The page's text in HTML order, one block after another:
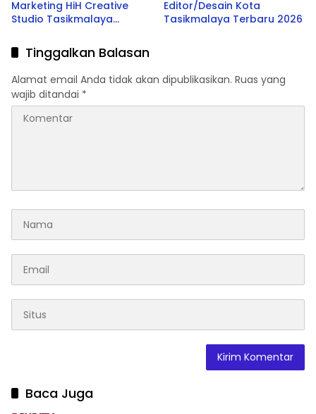
Marketing HiH Creative
Studio Tasikmalaya
Editor/Desain Kota
Tasikmalaya Terbaru 2026
Tinggalkan Balasan
Alamat email Anda tidak akan dipublikasikan. Ruas yang
wajib ditandai *
Baca Juga